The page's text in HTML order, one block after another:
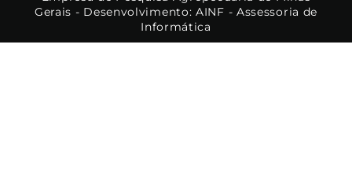
Gerais - Desenvolvimento: AINF - Assessoria de
Informática